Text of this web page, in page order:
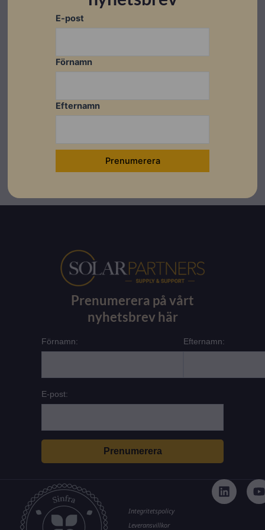
Datablad
Prenumerera på vårt
nyhetsbrev här
Förnamn: Efternamn:
E-post:
i
n
o
u
Integritetspolicy
Leveransvillkor
E-post
Förnamn
Efternamn